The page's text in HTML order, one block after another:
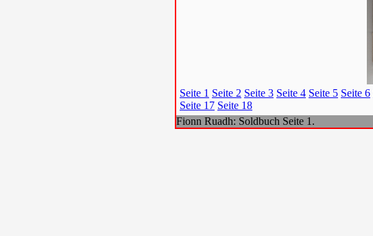
Seite 1 Seite 2 Seite 3 Seite 4 Seite 5 Seite 6
Seite 17 Seite 18
Fionn Ruadh: Soldbuch Seite 1.